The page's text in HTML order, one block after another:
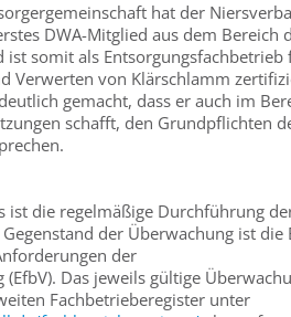
hat der
DWA-Mitglied aus dem Bereich
somit als Entsorgungsfachbetrieb
Verwerten von Klärschlamm
gemacht, dass er auch im
schafft, den Grundpflichten
die regelmäßige Durchführung
der Überwachung ist die
der
Das jeweils gültige
Fachbetrieberegister unter